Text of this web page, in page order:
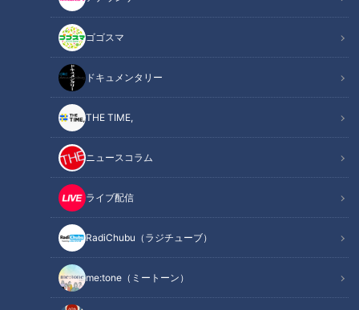
ゴゴスマ
ドキュメンタリー
THE TIME,
ニュースコラム
ライブ配信
RadiChubu（ラジチューブ）
me:tone（ミートーン）
躍する有名企業の中には、東海地方と深い関係がある会社がい
っぱい！今回は、名古屋の街で250人に調査した「えっ！あの
企業が東海地方発祥なの？」と驚いたランキングを紹介しま
関連リンク
【日本唯一】1日約30万本ものケチャップを製
造！？愛知・豊川市にある「カゴメ」の工場に
朱肉をつけなくても使い続けられる秘密は？
ルーツは江戸時代に大流行した寿司
想像力でコンタクトレンズを製作！
16坪の薬局から全国2300店舗に躍進